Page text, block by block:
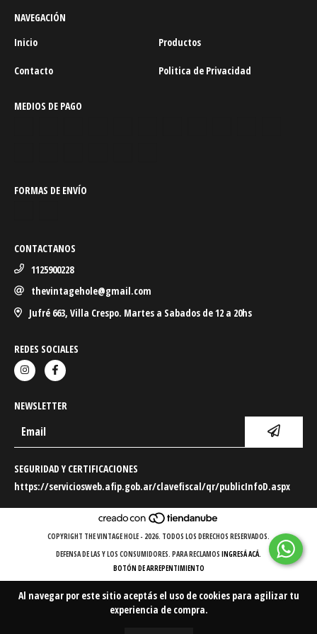
Al navegar por este sitio aceptás el uso de cookiespara agilizar tu
experiencia de compra.
NAVEGACIÓN
Inicio
Productos
Contacto Politica de Privacidad
MEDIOS DE PAGO
FORMAS DE ENVÍO
CONTACTANOS
1125900228
thevintagehole@gmail.com
Jufré 663, Villa Crespo. Martes a Sabados de 12 a 20hs
REDES SOCIALES
NEWSLETTER
SEGURIDAD Y CERTIFICACIONES
https://serviciosweb.afip.gob.ar/clavefiscal/qr/publicInfoD.aspx
COPYRIGHT THE VINTAGE HOLE - 2026. TODOS LOS DERECHOS RESERVADOS.
DEFENSA DE LAS Y LOS CONSUMIDORES. PARA RECLAMOS INGRESÁ ACÁ.
BOTÓN DE ARREPENTIMIENTO